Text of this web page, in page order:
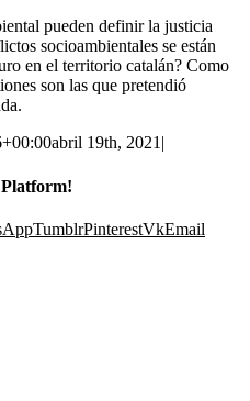
pueden definir la justicia
socioambientales se están
en el territorio catalán? Como
son las que pretendió
abril 19th, 2021|
TumblrPinterestVkEmail